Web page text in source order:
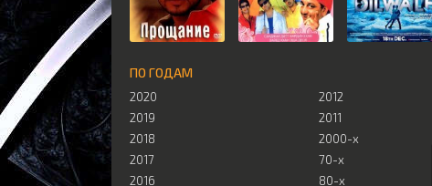
ПО ГОДАМ
2020
2019
2018
2017
2016
2012
2011
2000-х
70-х
80-х